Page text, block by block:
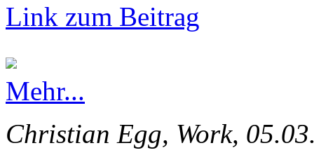
Link zum Beitrag
Mehr...
Christian Egg, Work,